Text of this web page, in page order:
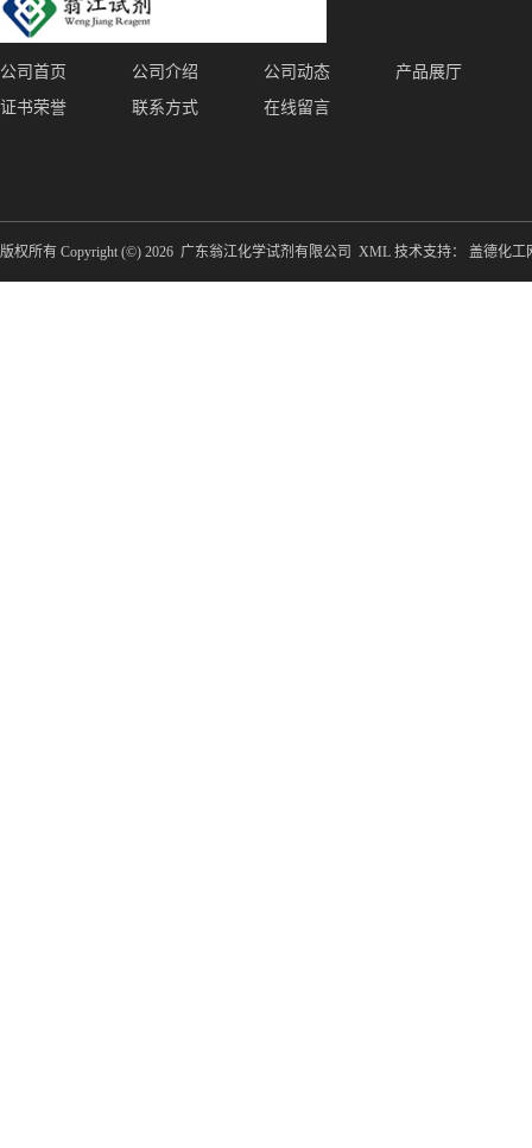
公司首页 公司介绍 公司动态
产品展厅
证书荣誉
联系方式 在线留言
版权所有 Copyright (©) 2026 广东翁江化学试剂有限公司 XML 技术支持： 盖德化工